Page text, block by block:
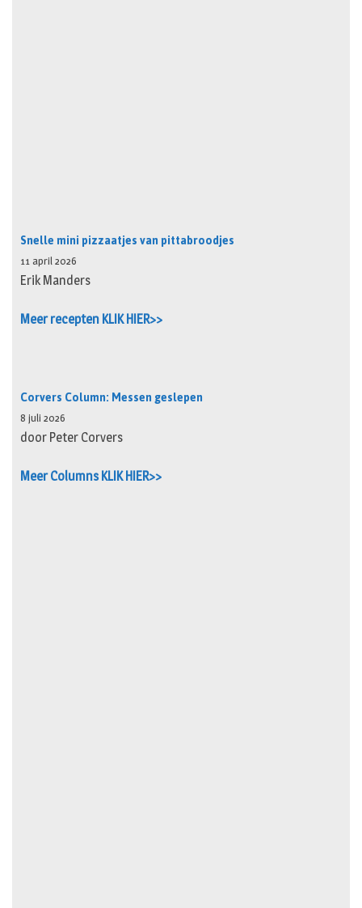
Snelle mini pizzaatjes van pittabroodjes
11 april 2026
Erik Manders
Meer recepten KLIK HIER>>
Corvers Column: Messen geslepen
8 juli 2026
door Peter Corvers
Meer Columns KLIK HIER>>